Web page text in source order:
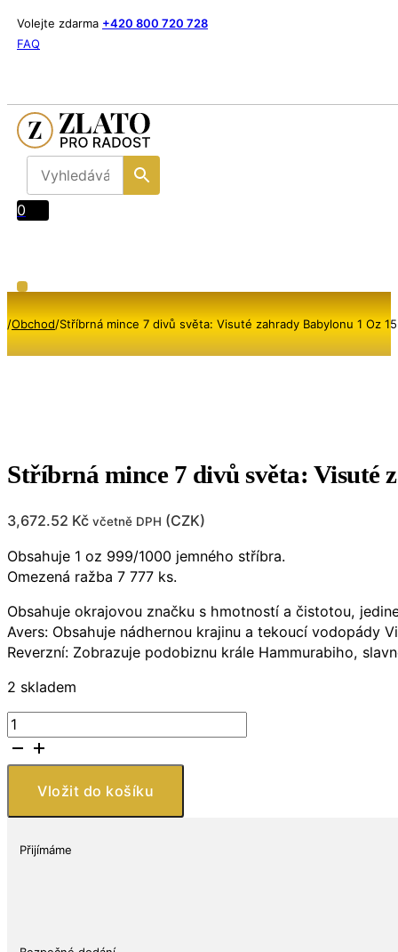
Volejte zdarma +420 800 720 728
FAQ
0
/Obchod/Stříbrná mince 7 divů světa: Visuté zahrady Babylonu 1 Oz 15
Stříbrná mince 7 divů světa: Visuté
3,672.52 Kč včetně DPH (CZK)
Obsahuje 1 oz 999/1000 jemného stříbra.
Omezená ražba 7 777 ks.
Obsahuje okrajovou značku s hmotností a čistotou,
Avers: Obsahuje nádhernou krajinu a tekoucí vodopády
Reverzní: Zobrazuje podobiznu krále Hammurabiho,
2 skladem
Stříbrná
mince
7
Visuté
zahrady
ILS
Vložit do košíku
Přijímáme